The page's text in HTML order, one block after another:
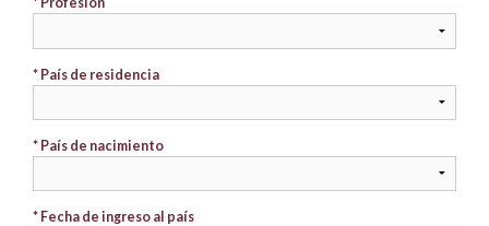
* País de residencia
* País de nacimiento
* Fecha de ingreso al país